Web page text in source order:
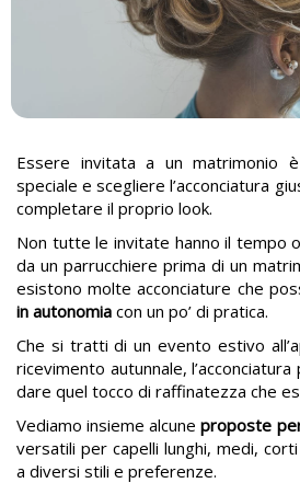
Essere invitata a un matrimonio è
speciale e scegliere l’acconciatura
completare il proprio look.
Non tutte le invitate hanno il tempo
da un parrucchiere prima di un
esistono molte acconciature che
in autonomia con un po’ di pratica.
Che si tratti di un evento estivo
ricevimento autunnale,
dare quel tocco di raffinatezza che
Vediamo insieme alcuneproposte
versatili per capelli lunghi, medi,
a diversi stili e preferenze.